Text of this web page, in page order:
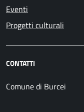
Eventi
Progetti culturali
CONTATTI
Comune di Burcei